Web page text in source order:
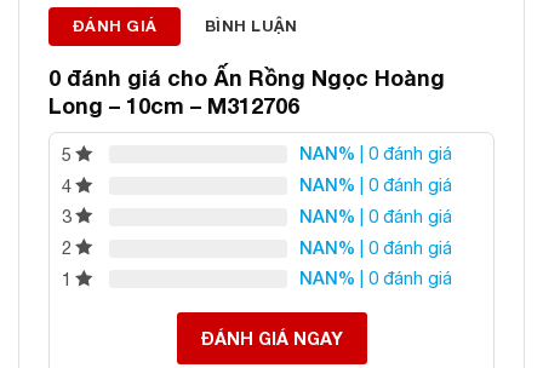
ĐÁNH GIÁ BÌNH LUẬN
0 đánh giá cho Ấn Rồng Ngọc Hoàng
Long – 10cm – M312706
5 NAN% | 0 đánh giá
4
NAN% | 0 đánh giá
3
NAN% | 0 đánh giá
2
NAN% | 0 đánh giá
1
NAN% | 0 đánh giá
ĐÁNH GIÁ NGAY